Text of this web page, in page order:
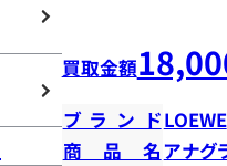
買取金額
ブランドLOEWE
商品名アナグ